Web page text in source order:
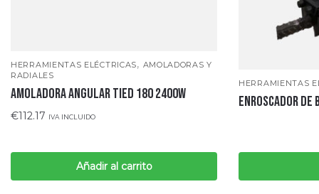
HERRAMIENTAS ELÉCTRICAS, AMOLADORAS Y
RADIALES
AMOLADORA ANGULAR TIED 180 2400W
€112.17 IVA INCLUIDO
Añadir al carrito
HERRAMIENTAS
ENROSCADOR